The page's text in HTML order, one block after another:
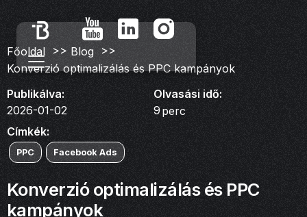
Főoldal >> Blog >>
Konverzió optimalizálás és PPC kampányok
Publikálva:
2026-01-02
Olvasási idő:
9 perc
Címkék:
PPC Facebook Ads
Konverzió optimalizálás és PPC
kampányok